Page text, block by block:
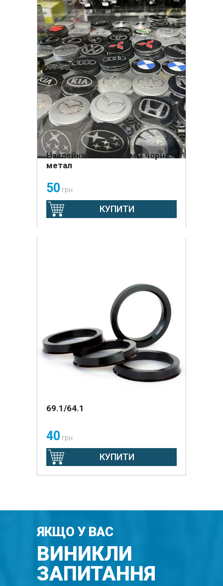
Наклейка NISSAN 65мм чорна
метал
50 грн
КУПИТИ
69.1/64.1
40 грн
КУПИТИ
ЯКЩО У ВАС
ВИНИКЛИ
ЗАПИТАННЯ